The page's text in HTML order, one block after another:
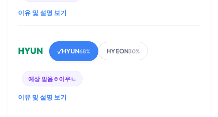
이유 및 설명 보기
HYUN ✓HYUN68% HYEON30%
예상 발음ㅎ이우ㄴ
이유 및 설명 보기